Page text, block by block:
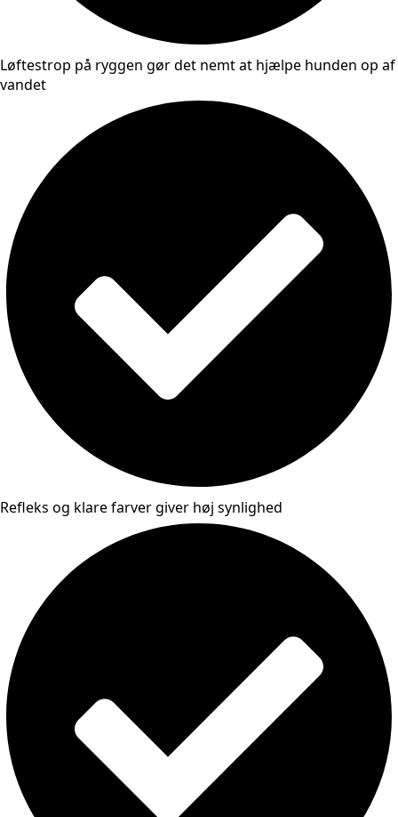
Løftestrop på ryggen gør det nemt at hjælpe hunden op af
vandet
Refleks og klare farver giver høj synlighed